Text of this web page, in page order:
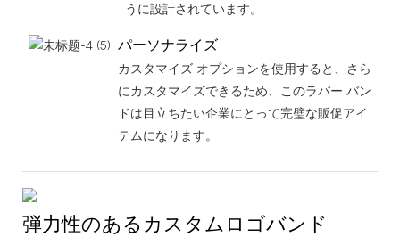
うに設計されています。
パーソナライズ
カスタマイズ オプションを使用すると、さら
にカスタマイズできるため、このラバー バン
ドは目立ちたい企業にとって完璧な販促アイ
テムになります。
弾力性のあるカスタムロゴバンド